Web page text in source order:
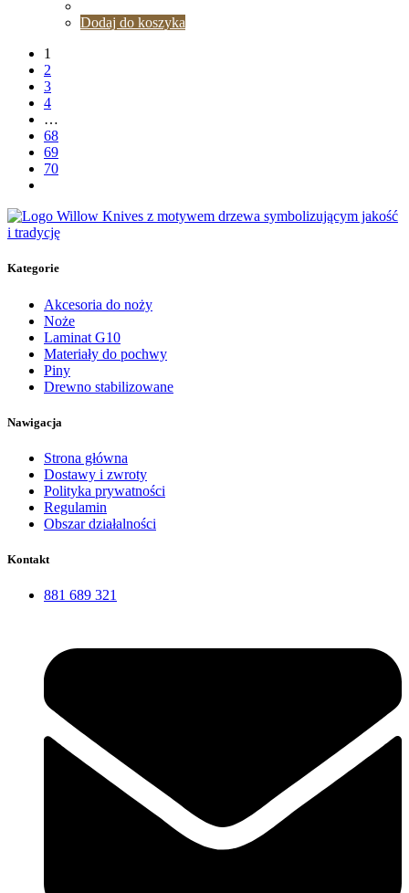
Dodaj do koszyka
1
2
3
4
…
68
69
70
Kategorie
Akcesoria do noży
Noże
Laminat G10
Materiały do pochwy
Piny
Drewno stabilizowane
Nawigacja
Strona główna
Dostawy i zwroty
Polityka prywatności
Regulamin
Obszar działalności
Kontakt
881 689 321